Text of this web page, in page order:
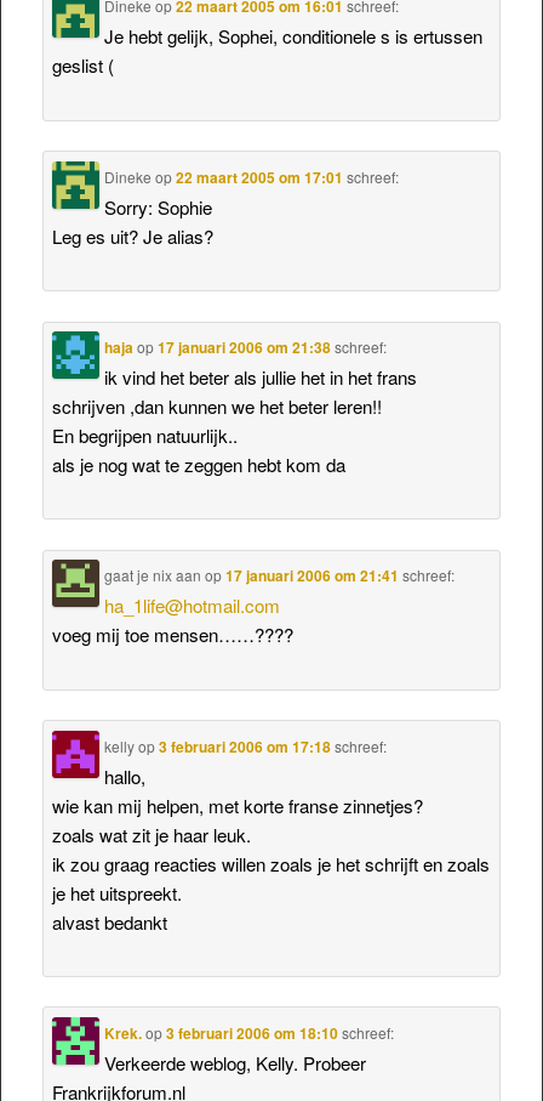
Dineke op22 maart 2005 om 16:01 schreef:
Je hebt gelijk, Sophei, conditionele s is ertussen
geslist (
Dineke op22 maart 2005 om 17:01 schreef:
Sorry: Sophie
Leg es uit? Je alias?
hajaop17 januari 2006 om 21:38 schreef:
ik vind het beter als jullie het in het frans
schrijven ,dan kunnen we het beter leren!!
En begrijpen natuurlijk..
als je nog wat te zeggen hebt kom da
gaat je nix aan op17 januari 2006 om 21:41 schreef:
ha_1life@hotmail.com
voeg mij toe mensen……????
kellyop3 februari 2006 om 17:18 schreef:
hallo,
wie kan mij helpen, met korte franse zinnetjes?
zoals wat zit je haar leuk.
ik zou graag reacties willen zoals je het schrijft en zoals
je het uitspreekt.
alvast bedankt
Krek.op3 februari 2006 om 18:10 schreef:
Verkeerde weblog, Kelly. Probeer
Frankrijkforum.nl